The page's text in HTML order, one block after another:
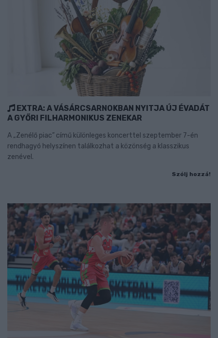
EXTRA: A VÁSÁRCSARNOKBAN NYITJA ÚJ ÉVADÁT
A GYŐRI FILHARMONIKUS ZENEKAR
A „Zenélő piac” című különleges koncerttel szeptember 7-én
rendhagyó helyszínen találkozhat a közönség a klasszikus
zenével.
Szólj hozzá!